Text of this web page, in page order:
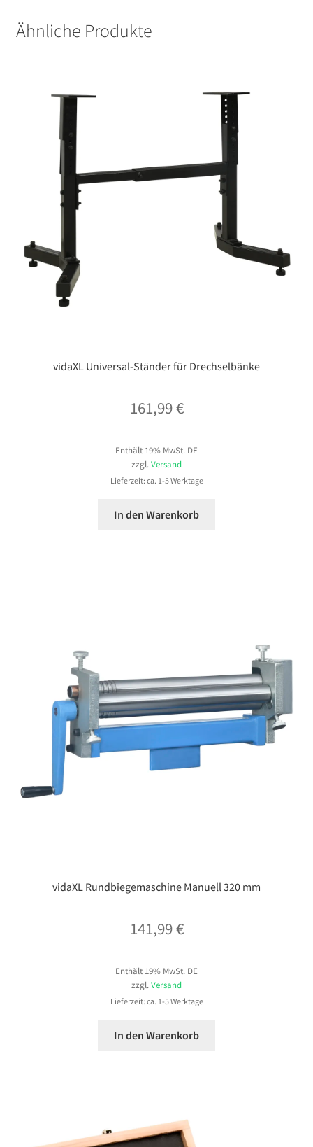
Ähnliche Produkte
vidaXL Universal-Ständer für Drechselbänke
161,99€
Enthält 19% MwSt. DE
zzgl.Versand
Lieferzeit: ca. 1-5 Werktage
In den Warenkorb
vidaXL Rundbiegemaschine Manuell 320 mm
141,99€
Enthält 19% MwSt. DE
zzgl.Versand
Lieferzeit: ca. 1-5 Werktage
In den Warenkorb